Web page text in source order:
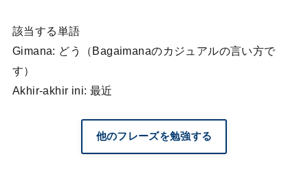
該当する単語
Gimana: どう（Bagaimanaのカジュアルの言い方で
す）
Akhir-akhir ini: 最近
他のフレーズを勉強する